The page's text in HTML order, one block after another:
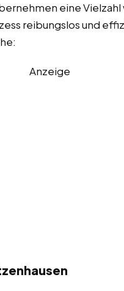
eine
reibungslos und
Anzeige